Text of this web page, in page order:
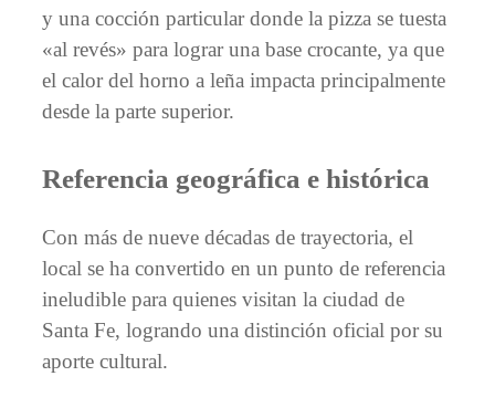
y una cocción particular donde la pizza se tuesta
«al revés» para lograr una base crocante, ya que
el calor del horno a leña impacta principalmente
desde la parte superior.
Referencia geográfica e histórica
Con más de nueve décadas de trayectoria, el
local se ha convertido en un punto de referencia
ineludible para quienes visitan la ciudad de
Santa Fe, logrando una distinción oficial por su
aporte cultural.